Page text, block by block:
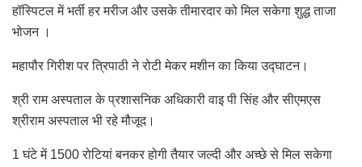
हॉस्पिटल में भर्ती हर मरीज और उसके तीमारदार को मिल सकेगा शुद्ध ताजा
भोजन ।
महापौर गिरीश पर त्रिपाठी ने रोटी मेकर मशीन का किया उद्घाटन।
श्री राम अस्पताल के प्रशासनिक अधिकारी वाइ पी सिंह और सीएमएस
श्रीराम अस्पताल भी रहे मौजूद।
1 घंटे में 1500 रोटियां बनकर होगी तैयार जल्दी और अच्छे से मिल सकेगा